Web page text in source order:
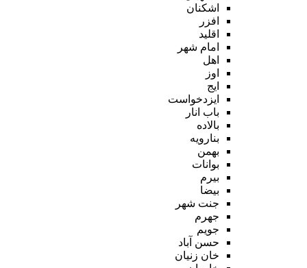
اشکنان
افزر
اقلید
امام شهر
اهل
اوز
ایج
ایزدخواست
باب انار
بالاده
بنارویه
بهمن
بوانات
بیرم
بیضا
جنت شهر
جهرم
جویم
حسن آباد
خان زنیان